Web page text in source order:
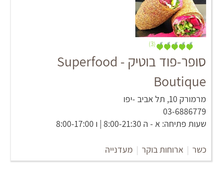
(3)
סופר-פוד בוטיק - Superfood
Boutique
מרמורק 10, תל אביב -יפו
03-6886779
שעות פתיחה: א - ה 8:00-21:30 | ו 8:00-17:00
כשר | ארוחות בוקר | מעדנייה